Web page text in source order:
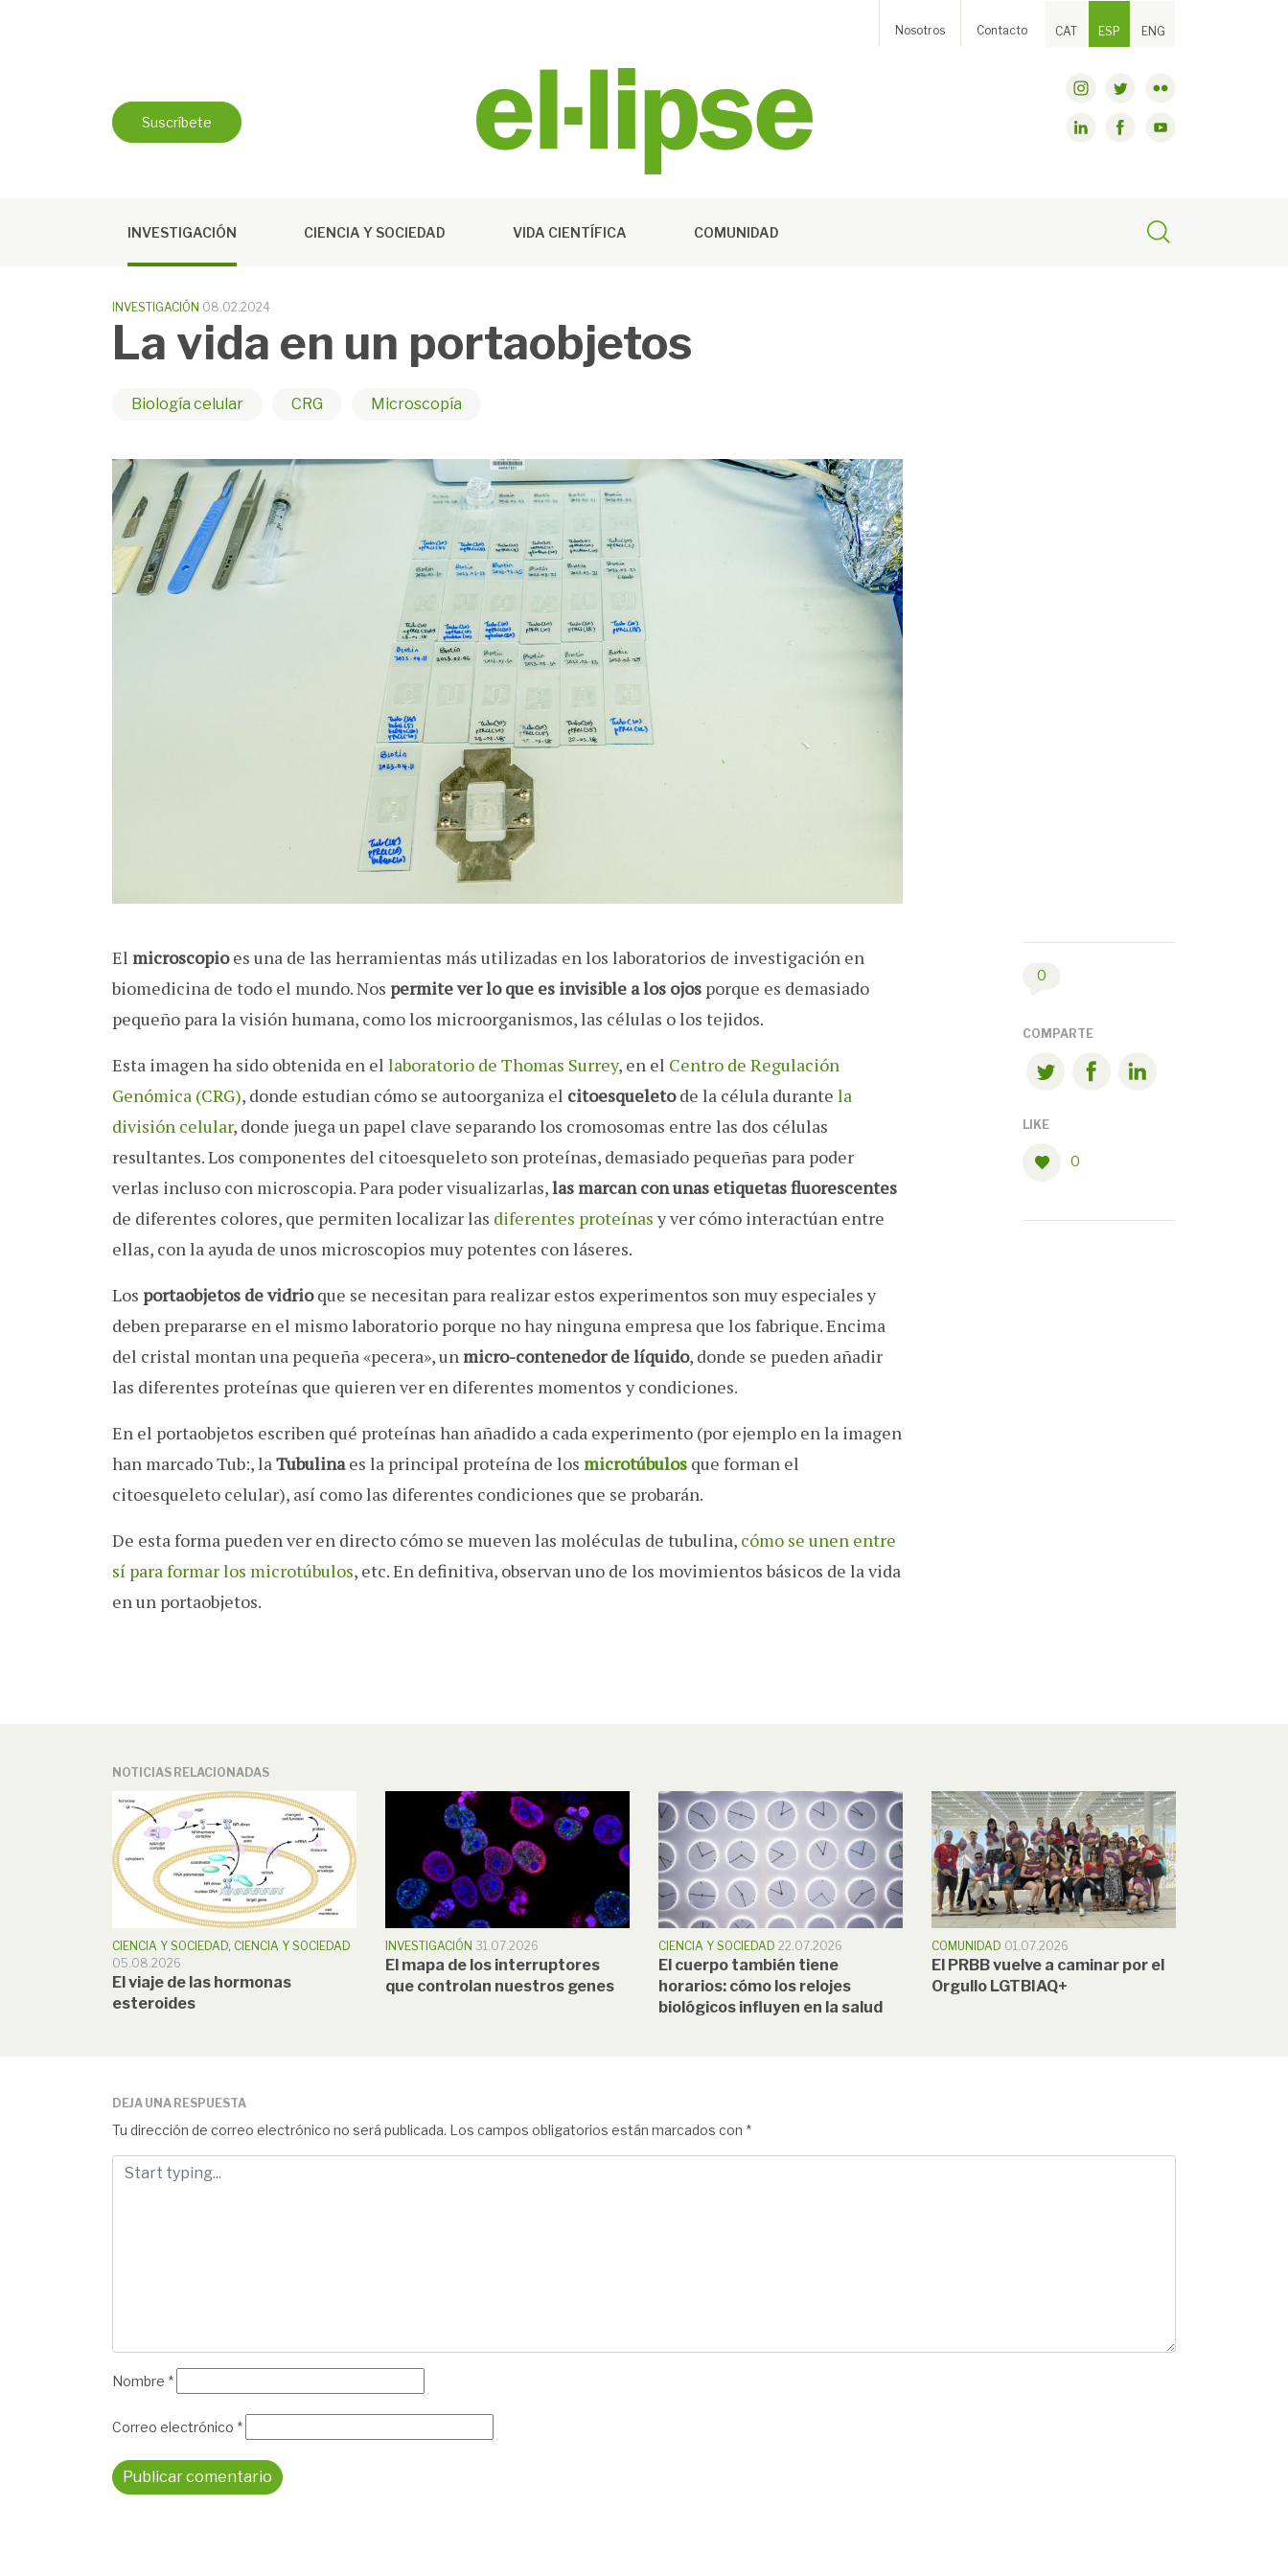
CAT ESP ENG
Nosotros Contacto
Suscríbete
INVESTIGACIÓN CIENCIA Y SOCIEDAD VIDA CIENTÍFICA COMUNIDAD
INVESTIGACIÓN 08.02.2024
La vida en un portaobjetos
Biología celular CRG Microscopía
El microscopioes una de las herramientas más utilizadas en los laboratorios de investigación en
biomedicina de todo el mundo. Nos permite ver lo que es invisible a los ojos porque es demasiado
pequeño para la visión humana, como los microorganismos, las células o los tejidos.
Esta imagen ha sido obtenida en el laboratorio de Thomas Surrey, en el Centro de Regulación
Genómica (CRG), donde estudian cómo se autoorganiza el citoesqueletode la célula durante la
división celular, donde juega un papel clave separando los cromosomas entre las dos células
resultantes. Los componentes del citoesqueleto son proteínas, demasiado pequeñas para poder
verlas incluso con microscopia. Para poder visualizarlas,las marcan con unas etiquetas fluorescentes
de diferentes colores, que permiten localizar las diferentes proteínas y ver cómo interactúan entre
ellas, con la ayuda de unos microscopios muy potentes con láseres.
Los portaobjetos de vidrioque se necesitan para realizar estos experimentos son muy especiales y
deben prepararse en el mismo laboratorio porque no hay ninguna empresa que los fabrique. Encima
del cristal montan una pequeña «pecera», unmicro-contenedor de líquido, donde se pueden añadir
las diferentes proteínas que quieren ver en diferentes momentos y condiciones.
En el portaobjetos escriben qué proteínas han añadido a cada experimento (por ejemplo en la imagen
han marcado Tub:, laTubulinaes la principal proteína de los microtúbulos que forman el
citoesqueleto celular), así como las diferentes condiciones que se probarán.
De esta forma pueden ver en directo cómo se mueven las moléculas de tubulina, cómo se unen entre
sí para formar los microtúbulos, etc. En definitiva, observan uno de los movimientos básicos de la vida
en un portaobjetos.
0
COMPARTE
LIKE
0
NOTICIAS RELACIONADAS
CIENCIA Y SOCIEDAD, CIENCIA Y SOCIEDAD
05.08.2026
El viaje de las hormonas
esteroides
INVESTIGACIÓN 31.07.2026
El mapa de los interruptores
que controlan nuestros genes
CIENCIA Y SOCIEDAD 22.07.2026
El cuerpo también tiene
horarios: cómo los relojes
biológicos influyen en la salud
COMUNIDAD 01.07.2026
El PRBB vuelve a caminar por el
Orgullo LGTBIAQ+
DEJA UNA RESPUESTA
Tu dirección de correo electrónico no será publicada. Los campos obligatorios están marcados con *
Nombre *
Correo electrónico *